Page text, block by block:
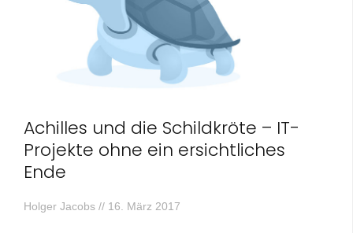
Achilles und die Schildkröte – IT-
Projekte ohne ein ersichtliches
Ende
Holger Jacobs 16. März 2017